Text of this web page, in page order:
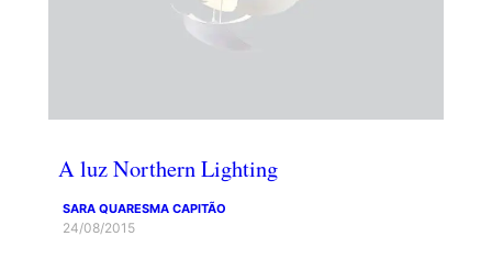
A luz Northern Lighting
SARA QUARESMA CAPITÃO
24/08/2015